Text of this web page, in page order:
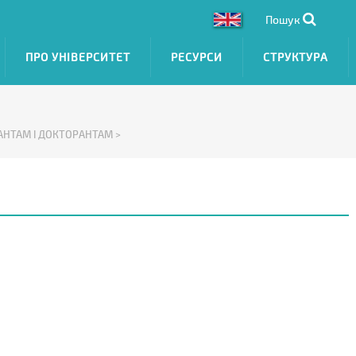
Пошук
ПРО УНІВЕРСИТЕТ РЕСУРСИ СТРУКТУРА
І ДОКТОРАНТАМ >